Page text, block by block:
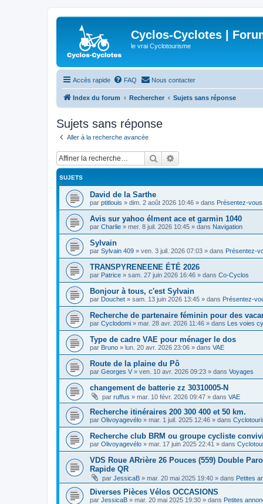
Cyclos-Cyclotes |
le vrai Cyclotourisme
Accès rapide FAQ Nous contacter
Index du forum Rechercher Sujets sans réponse
Sujets sans réponse
Aller à la recherche avancée
Rechercher
SUJETS
David de la Sarthe
par ptitlouis » dim. 2 août 2026 10:46 » dans Présentez-vous
Avis sur yahoo élment ace et garmin 1040
par Charlie » mer. 8 juil. 2026 10:45 » dans Navigation
Sylvain
par Sylvain 409 » ven. 3 juil. 2026 07:03 » dans Présentez-
TRANSPYRENEENE ÉTÉ 2026
par Patrice » sam. 27 juin 2026 16:46 » dans Co-Cyclos
Bonjour à tous, c'est Sylvain
par Douchet » sam. 13 juin 2026 13:45 » dans Présentez-
Recherche de partenaire féminin pour des
par Cyclodomi » mar. 28 avr. 2026 11:46 » dans Les voies
Type de cadre VAE pour ménager le dos
par Bruno » lun. 20 avr. 2026 23:06 » dans VAE
Route de la plaine du Pô
par Georges V » ven. 10 avr. 2026 09:23 » dans Voyages
changement de batterie zz 30310005-N
par ruffus » mar. 10 févr. 2026 09:47 » dans VAE
Recherche itinéraires 200 300 400 et 50 km.
par Olivoyagevélo » mar. 1 juil. 2025 12:46 » dans
Recherche club BRM ou groupe cycliste
par Olivoyagevélo » mar. 17 juin 2025 22:41 » dans
VDS Roue ARrière 26 Pouces (559) Double
Rapide QR
par JessicaB » mar. 20 mai 2025 19:40 » dans Petites
Diverses Pièces Vélos OCCASIONS
par JessicaB » mar. 20 mai 2025 19:30 » dans Petites